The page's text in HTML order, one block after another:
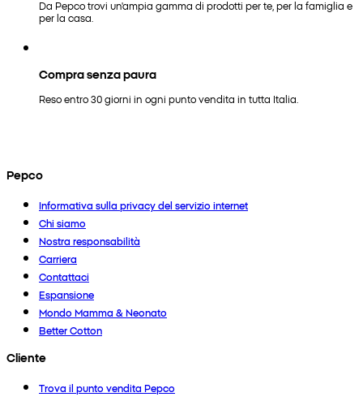
Da Pepco trovi un'ampia gamma di prodotti per te, per la famiglia e
per la casa.
Compra senza paura
Reso entro 30 giorni in ogni punto vendita in tutta Italia.
Pepco
Informativa sulla privacy del servizio internet
Chi siamo
Nostra responsabilità
Carriera
Contattaci
Espansione
Mondo Mamma & Neonato
Better Cotton
Cliente
Trova il punto vendita Pepco